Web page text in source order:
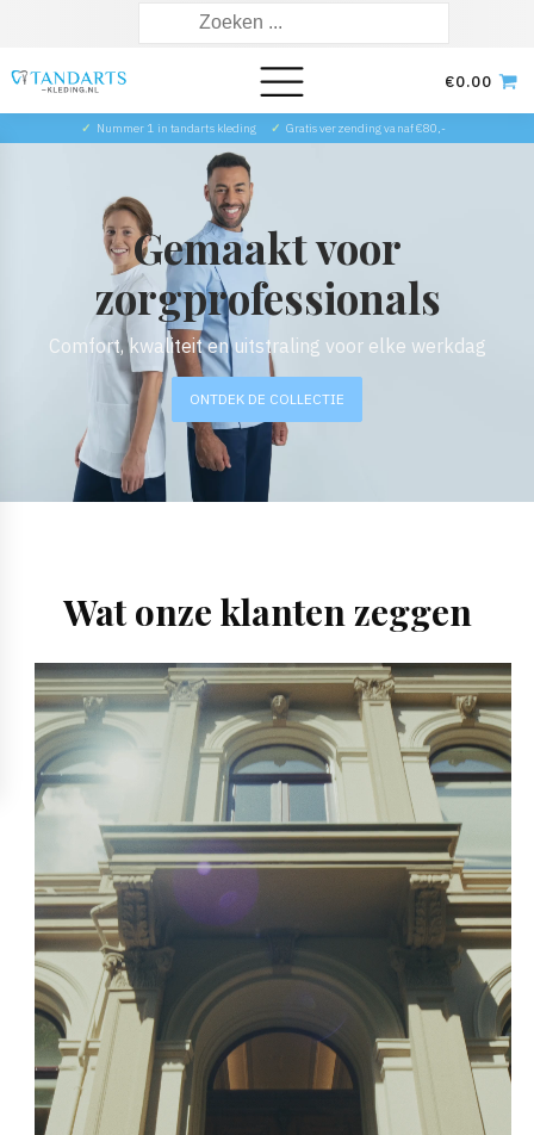
Zoeken
€0.00
✓ Nummer 1 in tandarts kleding ✓ Gratis verzending vanaf €80,-
Gemaakt voor
zorgprofessionals
Comfort, kwaliteit en uitstraling voor elke werkdag
ONTDEK DE COLLECTIE
Wat onze klanten zeggen